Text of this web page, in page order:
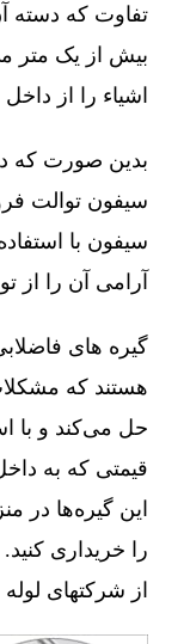
تفاوت که دسته
بیش از یک متر
اشیاء را از
بدین صورت که
سیفون توالت
سیفون با
آرامی آن را از
گیره های
هستند که
حل می‌کند و با
قیمتی که به
این گیره‌ها در
را خریداری
از شرکتهای